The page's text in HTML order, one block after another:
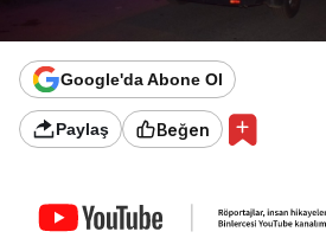
Google'da Abone Ol
Paylaş Beğen